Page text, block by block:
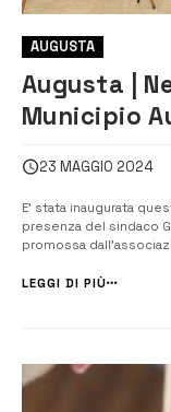
AUGUSTA
Augusta |
Municipio
23 MAGGIO 2024
E’ stata inaugurata
presenza del sindaco
promossa
Tradizioni, e
LEGGI DI PIÙ